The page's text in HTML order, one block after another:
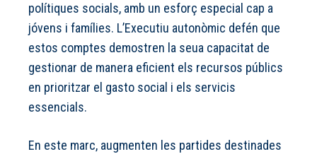
polítiques socials, amb un esforç especial cap a
jóvens i famílies. L’Executiu autonòmic defén que
estos comptes demostren la seua capacitat de
gestionar de manera eficient els recursos públics
en prioritzar el gasto social i els servicis
essencials.
En este marc, augmenten les partides destinades